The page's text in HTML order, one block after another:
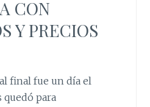
CON
Y PRECIOS
final fue un día el
para